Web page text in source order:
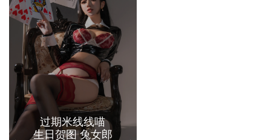
过期米线线喵
生日贺图 兔女郎